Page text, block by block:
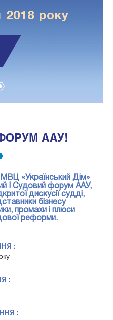
2018 року
ААУ!
«Український Дім»
I Судовий форум ААУ,
дискусії судді,
бізнесу
промахи і плюси
реформи.
:
:
: